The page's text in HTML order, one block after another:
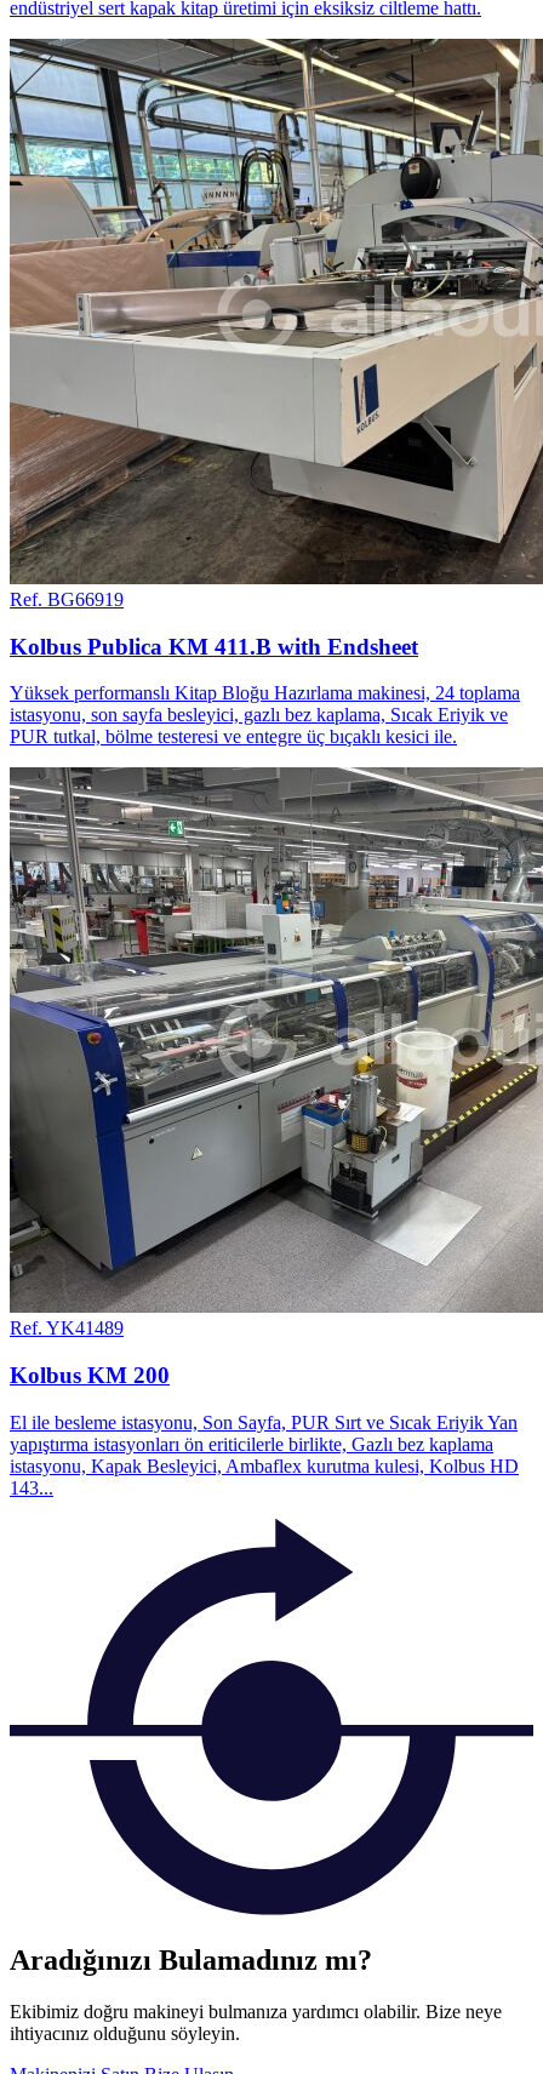
endüstriyel sert kapak kitap üretimi için eksiksiz ciltleme hattı.
Ref. BG66919
Kolbus Publica KM 411.B with Endsheet
Yüksek performanslı Kitap Bloğu Hazırlama makinesi, 24 toplama
istasyonu, son sayfa besleyici, gazlı bez kaplama, Sıcak Eriyik ve
PUR tutkal, bölme testeresi ve entegre üç bıçaklı kesici ile.
Ref. YK41489
Kolbus KM 200
El ile besleme istasyonu, Son Sayfa, PUR Sırt ve Sıcak Eriyik Yan
yapıştırma istasyonları ön eriticilerle birlikte, Gazlı bez kaplama
istasyonu, Kapak Besleyici, Ambaflex kurutma kulesi, Kolbus HD
143...
Aradığınızı Bulamadınız mı?
Ekibimiz doğru makineyi bulmanıza yardımcı olabilir. Bize neye
ihtiyacınız olduğunu söyleyin.